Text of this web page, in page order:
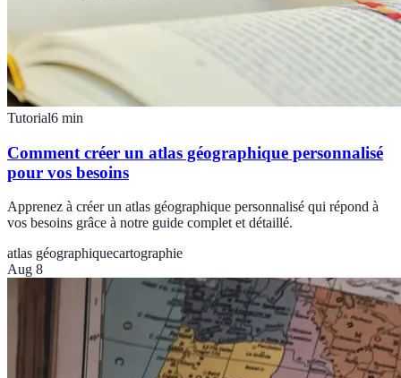
Tutorial6 min
Comment créer un atlas géographique personnalisé
pour vos besoins
Apprenez à créer un atlas géographique personnalisé qui répond à
vos besoins grâce à notre guide complet et détaillé.
atlas géographiquecartographie
Aug 8